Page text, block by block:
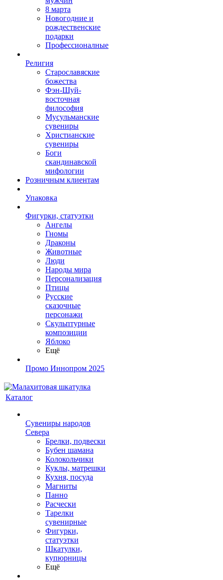
8 марта
Новогодние и
рождественские
подарки
Профессионалные
Религия
Старославяские
божества
Фэн-Шуй-
восточная
философия
Мусульманские
сувениры
Христианские
сувениры
Боги
скандинавской
мифологии
Розничным клиентам
Упаковка
Фигурки, статуэтки
Ангелы
Гномы
Драконы
Животные
Люди
Народы мира
Персонализация
Птицы
Русские
сказочные
персонажи
Скульптурные
композиции
Яблоко
Ещё
Промо Иннопром 2025
Каталог
Сувениры народов
Севера
Брелки, подвески
Бубен шамана
Колокольчики
Куклы, матрешки
Кухня, посуда
Магниты
Панно
Расчески
Тарелки
сувенирные
Фигурки,
статуэтки
Шкатулки,
купюрницы
Ещё